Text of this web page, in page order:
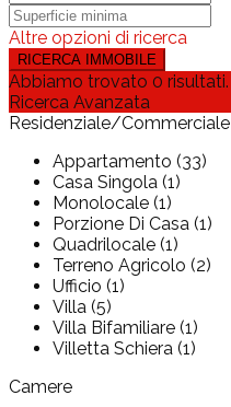
Altre opzioni di ricerca
Abbiamo trovato 0 risultati.
Ricerca Avanzata
Residenziale/Commerciale
Appartamento (33)
Casa Singola (1)
Monolocale (1)
Porzione Di Casa (1)
Quadrilocale (1)
Terreno Agricolo (2)
Ufficio (1)
Villa (5)
Villa Bifamiliare (1)
Villetta Schiera (1)
Camere